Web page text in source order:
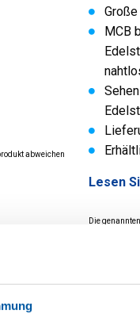
abweichen
MCB
Lesen
Die